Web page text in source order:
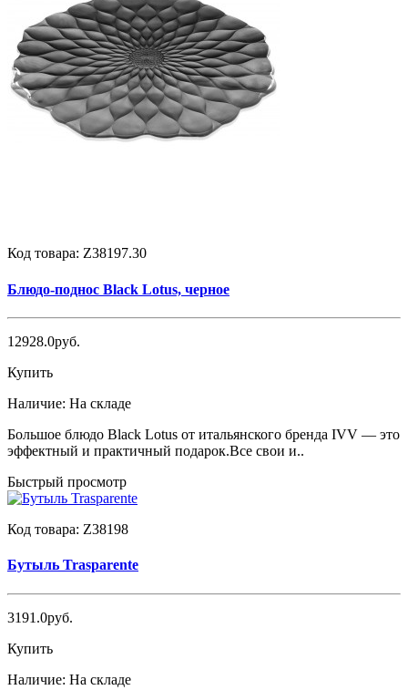
Код товара: Z38197.30
Блюдо-поднос Black Lotus, черное
12928.0руб.
Купить
Наличие: На складе
Большое блюдо Black Lotus от итальянского бренда IVV — это
эффектный и практичный подарок.Все свои и..
Быстрый просмотр
Код товара: Z38198
Бутыль Trasparente
3191.0руб.
Купить
Наличие: На складе